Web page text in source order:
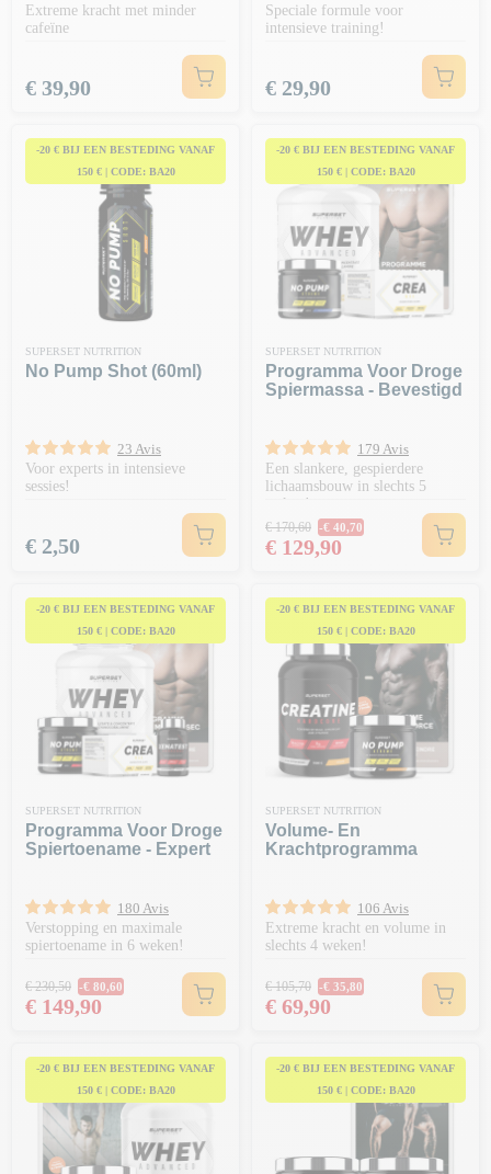
Extreme kracht met minder
cafeïne
Prijs
€ 39,90
Speciale formule voor
intensieve training!
Prijs
€ 29,90
-20 € BIJ EEN BESTEDING VANAF
150 € | CODE: BA20
SUPERSET NUTRITION
No Pump Shot (60ml)
23 Avis
Voor experts in intensieve
sessies!
Prijs
€ 2,50
-20 € BIJ EEN BESTEDING VANAF
150 € | CODE: BA20
SUPERSET NUTRITION
Programma Voor Droge
Spiermassa - Bevestigd
179 Avis
Een slankere, gespierdere
lichaamsbouw in slechts 5
weken!
Normale prijs
€ 170,60 -€ 40,70
Prijs
€ 129,90
-20 € BIJ EEN BESTEDING VANAF
150 € | CODE: BA20
SUPERSET NUTRITION
Programma Voor Droge
Spiertoename - Expert
180 Avis
Verstopping en maximale
spiertoename in 6 weken!
Normale prijs
€ 230,50 -€ 80,60
Prijs
€ 149,90
-20 € BIJ EEN BESTEDING VANAF
150 € | CODE: BA20
SUPERSET NUTRITION
Volume- En
Krachtprogramma
106 Avis
Extreme kracht en volume in
slechts 4 weken!
Normale prijs
€ 105,70 -€ 35,80
Prijs
€ 69,90
-20 € BIJ EEN BESTEDING VANAF
150 € | CODE: BA20
-20 € BIJ EEN BESTEDING VANAF
150 € | CODE: BA20